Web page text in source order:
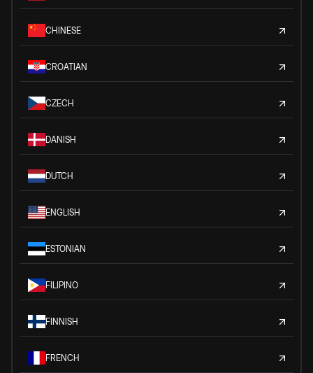
CHINESE
CROATIAN
CZECH
DANISH
DUTCH
ENGLISH
ESTONIAN
FILIPINO
FINNISH
FRENCH